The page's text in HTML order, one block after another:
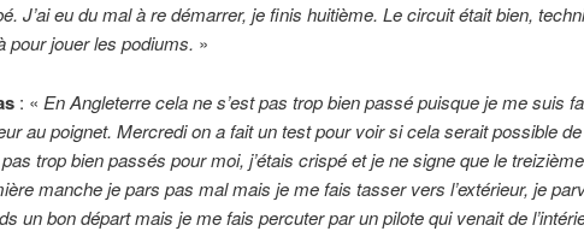
J’ai eu du mal à re démarrer, je finis huitième. Le circuit était bien,
pour jouer les podiums. »
: « En Angleterre cela ne s’est pas trop bien passé puisque je me suis
au poignet. Mercredi on a fait un test pour voir si cela serait possible
trop bien passés pour moi, j’étais crispé et je ne signe que le
manche je pars pas mal mais je me fais tasser vers l’extérieur, je
un bon départ mais je me fais percuter par un pilote qui venait de